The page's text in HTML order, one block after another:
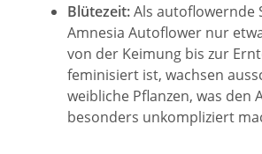
Blütezeit:Als autoflowernde
Amnesia Autoflower nur
von der Keimung bis zur
feminisiert ist, wachsen
weibliche Pflanzen, was den
besonders unkompliziert